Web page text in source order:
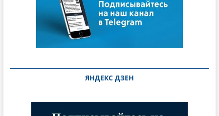
ЯНДЕКС ДЗЕН